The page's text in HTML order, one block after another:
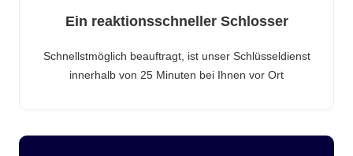
Ein reaktionsschneller Schlosser
Schnellstmöglich beauftragt, ist unser Schlüsseldienst
innerhalb von 25 Minuten bei Ihnen vor Ort